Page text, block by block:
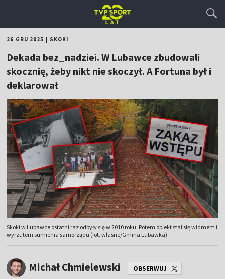
26 GRU 2025 SKOKI
Dekada bez_nadziei. W Lubawce zbudowali
skocznię, żeby nikt nie skoczył. A Fortuna był i
deklarował
Skoki w Lubawce ostatni raz odbyły się w 2010 roku. Potem obiekt stał się widmem i
wyrzutem sumienia samorządu (fot. własne/Gmina Lubawka)
Michał Chmielewski OBSERWUJ